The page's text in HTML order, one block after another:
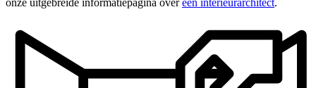
onze uitgebreide informatiepagina overeen interieurarchitect.